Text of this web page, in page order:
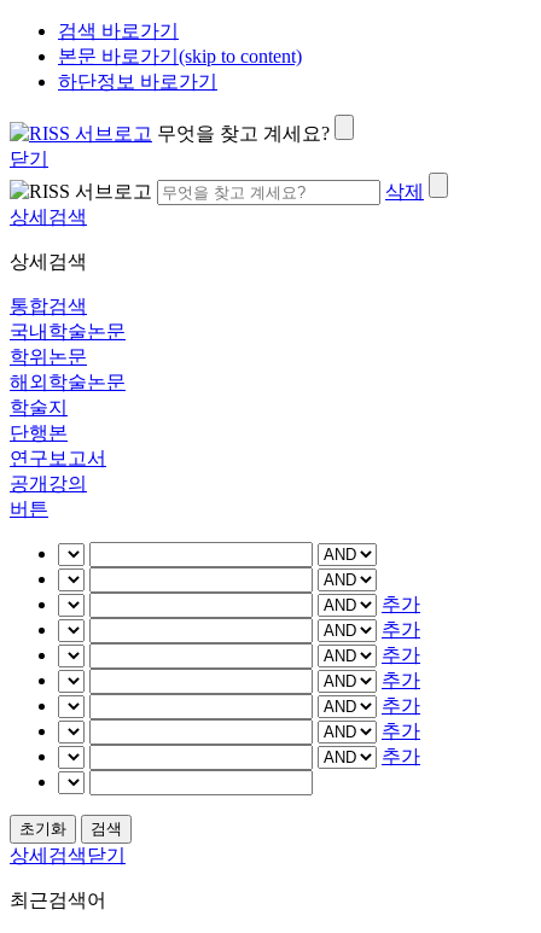
검색 바로가기
본문 바로가기(skip to content)
하단정보 바로가기
무엇을 찾고 계세요?
닫기
삭제
상세검색
상세검색
통합검색
국내학술논문
학위논문
해외학술논문
학술지
단행본
연구보고서
공개강의
버튼
추가
추가
추가
추가
추가
추가
추가
상세검색닫기
최근검색어